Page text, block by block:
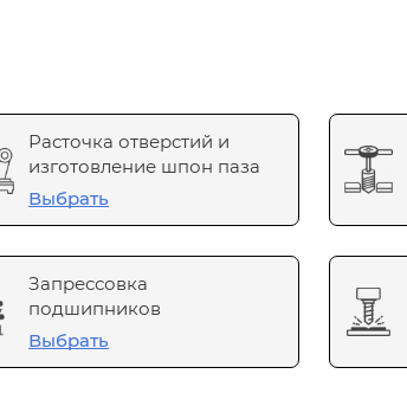
Расточка отверстий и
изготовление шпон паза
Выбрать
Запрессовка
подшипников
Выбрать